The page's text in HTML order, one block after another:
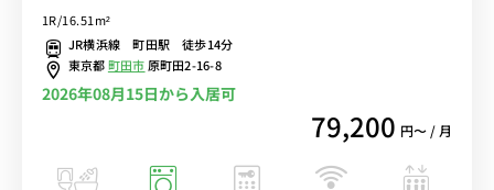
スクや室内洗濯機など生活家電があるお部屋/JR横浜線と小田急小田
原線が利用できるのでおでかけや通勤通学に便利■選べるWi-Fi格安
レンタル中！
1R/16.51m²
JR横浜線 町田駅 徒歩14分
東京都町田市原町田2-16-8
2026年08月15日から入居可
79,200 円〜 / 月